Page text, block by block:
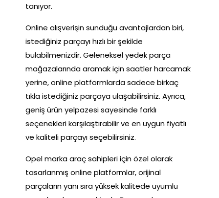
tanıyor.
Online alışverişin sunduğu avantajlardan biri,
istediğiniz parçayı hızlı bir şekilde
bulabilmenizdir. Geleneksel yedek parça
mağazalarında aramak için saatler harcamak
yerine, online platformlarda sadece birkaç
tıkla istediğiniz parçaya ulaşabilirsiniz. Ayrıca,
geniş ürün yelpazesi sayesinde farklı
seçenekleri karşılaştırabilir ve en uygun fiyatlı
ve kaliteli parçayı seçebilirsiniz.
Opel marka araç sahipleri için özel olarak
tasarlanmış online platformlar, orijinal
parçaların yanı sıra yüksek kalitede uyumlu